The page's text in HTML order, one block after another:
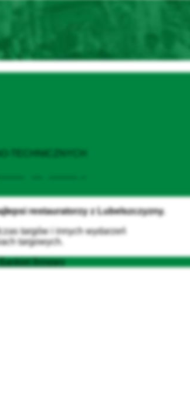
TECHNICZNYCH
restauratorzy z Lubelszczyzny.
targów i innych wydarzeń
targowych.
firmowy